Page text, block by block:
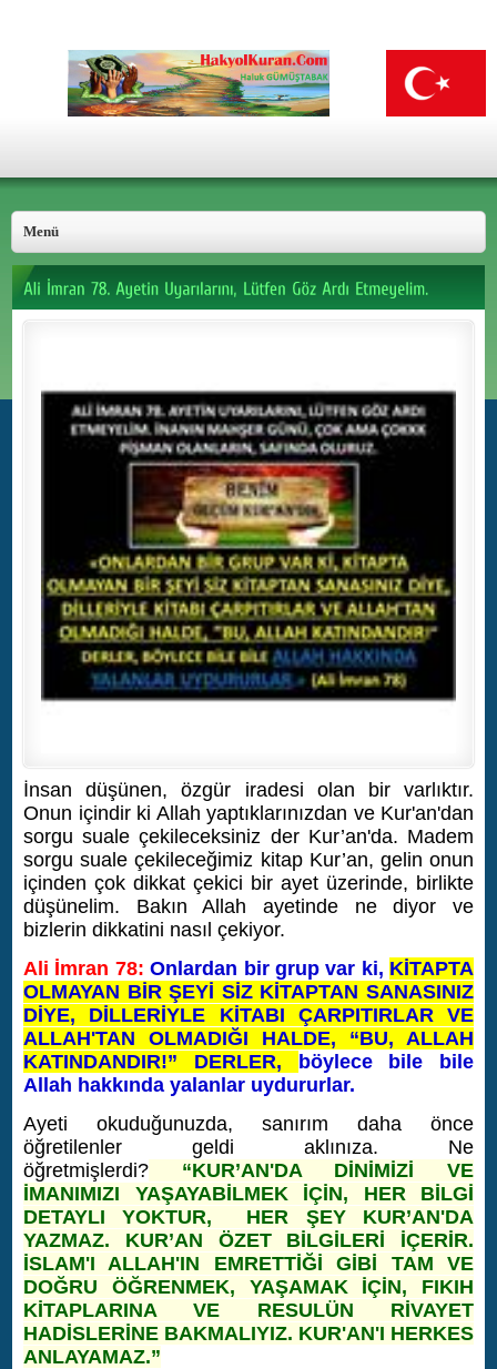
İnsan düşünen, özgür iradesi olan bir varlıktır.
Onun içindir ki Allah yaptıklarınızdan ve Kur'an'dan
sorgu suale çekileceksiniz der Kur’an'da. Madem
sorgu suale çekileceğimiz kitap Kur’an, gelin onun
içinden çok dikkat çekici bir ayet üzerinde, birlikte
düşünelim. Bakın Allah ayetinde ne diyor ve
bizlerin dikkatini nasıl çekiyor.
Ali İmran 78:Onlardan bir grup var ki, KİTAPTA
OLMAYAN BİR ŞEYİ SİZ KİTAPTAN SANASINIZ
DİYE, DİLLERİYLE KİTABI ÇARPITIRLAR VE
ALLAH'TAN OLMADIĞI HALDE, “BU, ALLAH
KATINDANDIR!” DERLER,
böylece bile bile
Allah hakkında yalanlar uydururlar.
Ayeti okuduğunuzda, sanırım daha önce
öğretilenler geldi aklınıza. Ne
öğretmişlerdi?
“KUR’AN'DA DİNİMİZİ VE
İMANIMIZI YAŞAYABİLMEK İÇİN, HER BİLGİ
DETAYLI YOKTUR, HER ŞEY KUR’AN'DA
YAZMAZ. KUR’AN ÖZET BİLGİLERİ İÇERİR.
İSLAM'I ALLAH'IN EMRETTİĞİ GİBİ TAM VE
DOĞRU ÖĞRENMEK, YAŞAMAK İÇİN, FIKIH
KİTAPLARINA VE RESULÜN RİVAYET
HADİSLERİNE BAKMALIYIZ. KUR'AN'I HERKES
ANLAYAMAZ.”